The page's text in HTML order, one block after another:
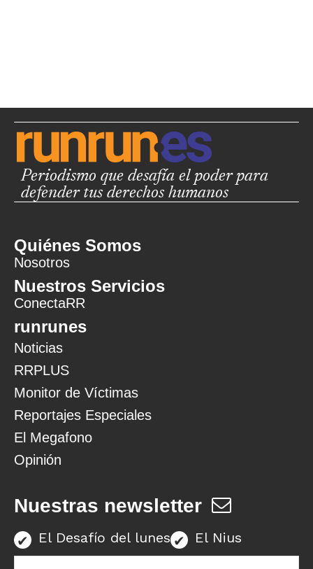
Periodismo que desafía el poder para
defender tus derechos humanos
Quiénes Somos
Nosotros
Nuestros Servicios
ConectaRR
runrunes
Noticias
RRPLUS
Monitor de Víctimas
Reportajes Especiales
El Megafono
Opinión
Nuestras newsletter
El Desafío del lunes El Nius